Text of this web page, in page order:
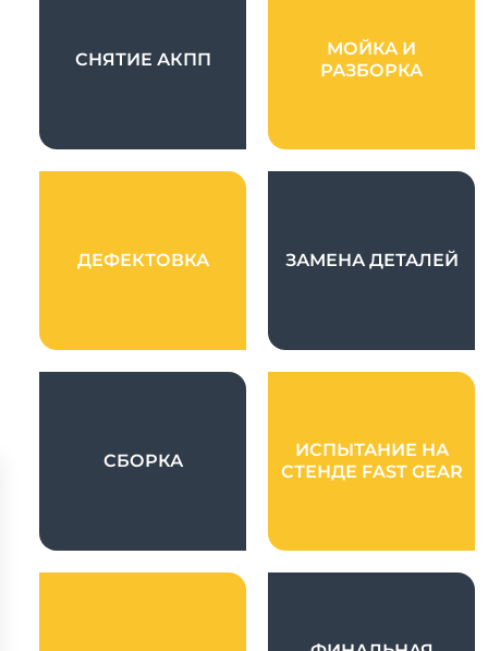
СНЯТИЕ АКПП
МОЙКА И
РАЗБОРКА
ДЕФЕКТОВКА ЗАМЕНА ДЕТАЛЕЙ
СБОРКА
ИСПЫТАНИЕ НА
СТЕНДЕ FAST GEAR